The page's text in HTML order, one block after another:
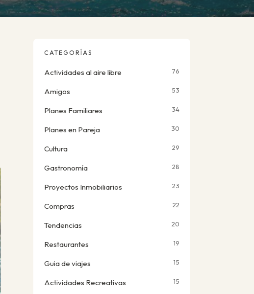
CATEGORÍAS
Actividades al aire libre 76
Amigos 53
Planes Familiares 34
Planes en Pareja 30
Cultura 29
Gastronomía 28
Proyectos Inmobiliarios 23
Compras 22
Tendencias 20
Restaurantes 19
Guia de viajes 15
Actividades Recreativas 15